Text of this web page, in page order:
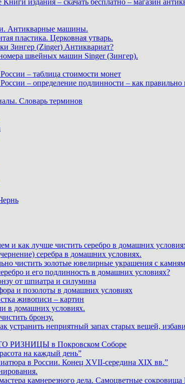
Книги издания – скачать бесплатно – магазин
Антикварные машины.
пластика. Церковная утварь.
Зингер (Zinger) Антиквариат?
швейных машин Singer (Зингер).
– таблица стоимости монет
– определение подлинности – как
Словарь терминов
и как лучше чистить серебро в домашних
серебра в домашних условиях.
чистить золотые ювелирные украшения с
и его подлинность в домашних условиях?
от шпиатра и силумина
и позолоты в домашних условиях
живописи – картин
в домашних условиях.
бронзу.
устранить неприятный запах старых вещей,
РИЗНИЦЫ в Покровском Соборе
на каждый день”
в России. Конец XVII-середина XIX вв.”
камнерезного дела. Самоцветные сокровища